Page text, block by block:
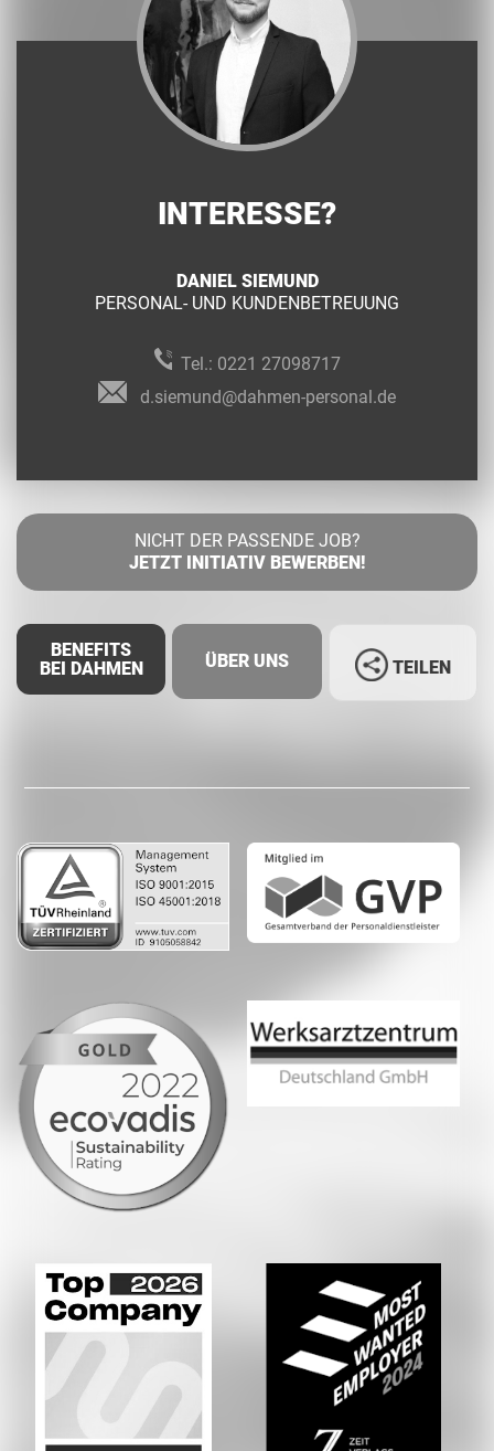
INTERESSE?
DANIEL SIEMUND
PERSONAL- UND KUNDENBETREUUNG
Tel.: 0221 27098717
d.siemund@dahmen-personal.de
NICHT DER PASSENDE JOB?
JETZT INITIATIV BEWERBEN!
BENEFITS
BEI DAHMEN
ÜBER UNS
Whatsapp
TEILEN